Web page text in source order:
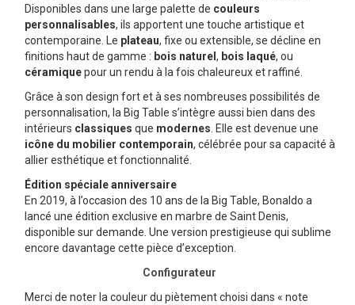
Disponibles dans une large palette de couleurs
personnalisables, ils apportent une touche artistique et
contemporaine. Le plateau, fixe ou extensible, se décline en
finitions haut de gamme : bois naturel , bois laqué, ou
céramiquepour un rendu à la fois chaleureux et raffiné.
Grâce à son design fort et à ses nombreuses possibilités de
personnalisation, la Big Table s’intègre aussi bien dans des
intérieurs classiques que modernes . Elle est devenue une
icône du mobilier contemporain, célébrée pour sa capacité à
allier esthétique et fonctionnalité.
Édition spéciale anniversaire
En 2019, à l’occasion des 10 ans de la Big Table, Bonaldo a
lancé une édition exclusive en marbre de Saint Denis,
disponible sur demande. Une version prestigieuse qui sublime
encore davantage cette pièce d’exception.
Configurateur
Merci de noter la couleur du piètement choisi dans « note